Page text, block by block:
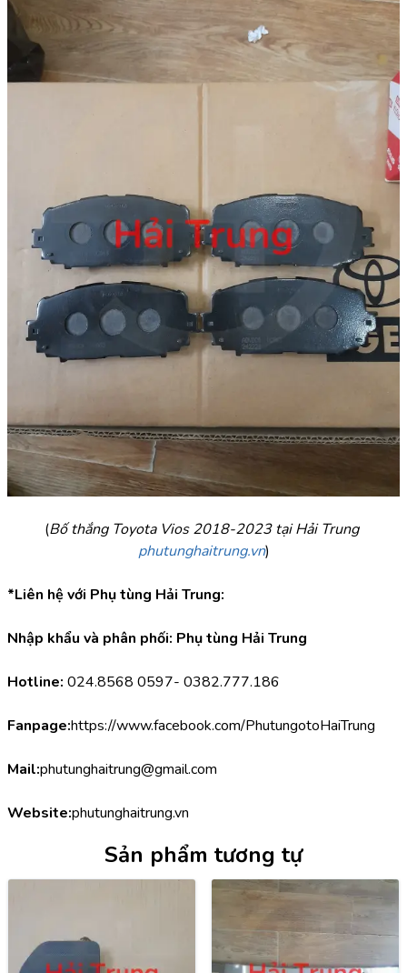
(
Bố thắng Toyota Vios 2018-2023 tại Hải Trung
phutunghaitrung.vn)
*Liên hệ với Phụ tùng Hải Trung:
Nhập khẩu và phân phối: Phụ tùng Hải Trung
Hotline: 024.8568 0597- 0382.777.186
Fanpage:https://www.facebook.com/PhutungotoHaiTrung
Mail:phutunghaitrung@gmail.com
Website:phutunghaitrung.vn
Sản phẩm tương tự